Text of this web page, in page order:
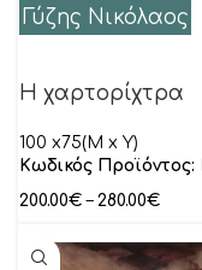
Γύζης Νικόλαος
Η χαρτορίχτρα
100 x75(M x Y)
Κωδικός Προϊόντος:
200.00€ – 280.00€